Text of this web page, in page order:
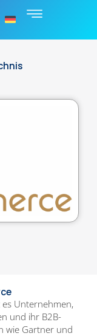
Unternehmen,
und ihr B2B-
wie Gartner und